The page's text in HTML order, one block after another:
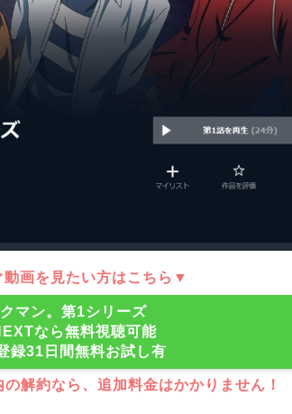
画を見たい方はこちら▼
マン。第1シリーズ
なら無料視聴可能
録31日間無料お試し有
解約なら、追加料金はかかりません！